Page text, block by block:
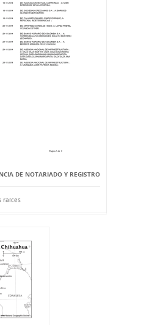
DE NOTARIADO Y REGISTRO
raíces